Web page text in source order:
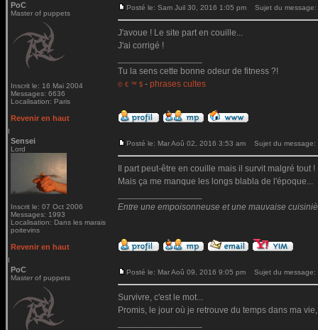
PoC
Master of puppets
Inscrit le: 16 Mai 2004
Messages: 6636
Localisation: Paris
Posté le: Sam Juil 30, 2016 1:05 pm Sujet du message:
J'avoue ! Le site part en couille...
J'ai corrigé !
Tu la sens cette bonne odeur de fitness ?!
© € ™ $ - phrases cultes
Revenir en haut
Sensei
Lord
Inscrit le: 07 Oct 2006
Messages: 1993
Localisation: Dans les marais
poitevins
Posté le: Mar Aoû 02, 2016 3:53 am Sujet du message:
Il part peut-être en couille mais il survit malgré tout !
Mais ça me manque les longs blabla de l'époque...
Entre une empoisonneuse et une mauvaise
Revenir en haut
PoC
Master of puppets
Posté le: Mar Aoû 09, 2016 9:05 pm Sujet du message:
Survivre, c'est le mot...
Promis, le jour où je retrouve du temps dans ma